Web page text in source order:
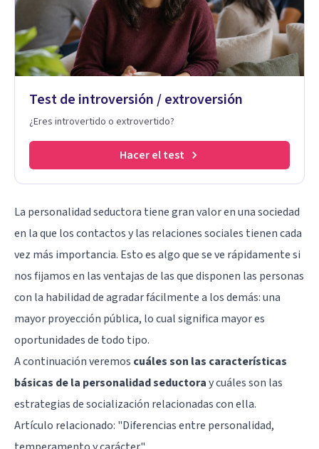
Test de introversión / extroversión
¿Eres introvertido o extrovertido?
Hacer el test
La personalidad seductora tiene gran valor en una sociedad
en la que los contactos y las relaciones sociales tienen cada
vez más importancia. Esto es algo que se ve rápidamente si
nos fijamos en las ventajas de las que disponen las personas
con la habilidad de agradar fácilmente a los demás: una
mayor proyección pública, lo cual significa mayor es
oportunidades de todo tipo.
A continuación veremos cuáles son las características
básicas de la personalidad seductoray cuáles son las
estrategias de socialización relacionadas con ella.
Artículo relacionado: "Diferencias entre personalidad,